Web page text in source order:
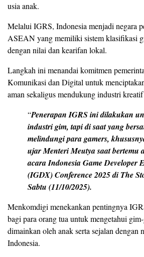
usia anak.
Melalui IGRS, Indonesia menjadi negara
ASEAN yang memiliki sistem klasifikasi
dengan nilai dan kearifan lokal.
Langkah ini menandai komitmen
Komunikasi dan Digital untuk
aman sekaligus mendukung industri
“Penerapan IGRS ini dilakukan
industri gim, tapi di saat yang
melindungi para gamers,
ujar Menteri Meutya saat bertemu
acara Indonesia Game Developer
(IGDX) Conference 2025 di The
Sabtu (11/10/2025).
Menkomdigi menekankan pentingnya
bagi para orang tua untuk mengetahui
dimainkan oleh anak serta sejalan dengan
Indonesia.